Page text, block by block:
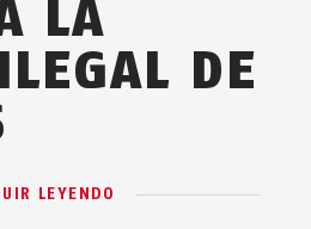
LA
DE
LEYENDO